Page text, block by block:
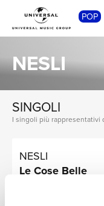
POP
NESLI
SINGOLI
NESLI
Le Cose Belle
TOUR